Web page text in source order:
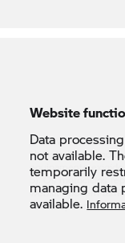
Website
Data
not available.
temporarily
managing data
available.
© BMW AG 2026
Nota: todos os
equipamento
5). Os motociclos
website podem
extras opcionais.